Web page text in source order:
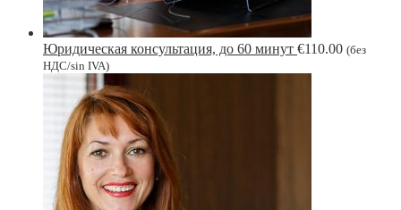
Юридическая консультация, до 60 минут €110.00 (без
НДС/sin IVA)